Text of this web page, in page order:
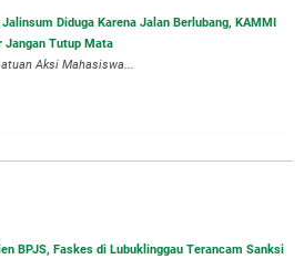
Diduga Karena Jalan Berlubang, KAMMI
Jangan Tutup Mata
Aksi Mahasiswa...
BPJS, Faskes di Lubuklinggau Terancam Sanksi